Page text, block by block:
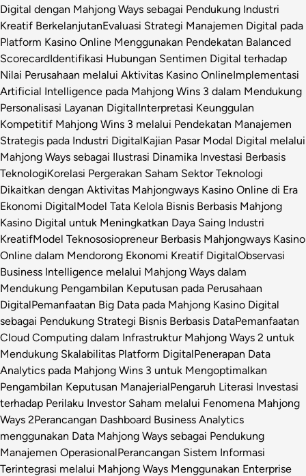
Digital dengan Mahjong Ways sebagai Pendukung Industri
Kreatif BerkelanjutanEvaluasi Strategi Manajemen Digital pada
Platform Kasino Online Menggunakan Pendekatan Balanced
ScorecardIdentifikasi Hubungan Sentimen Digital terhadap
Nilai Perusahaan melalui Aktivitas Kasino OnlineImplementasi
Artificial Intelligence pada Mahjong Wins 3 dalam Mendukung
Personalisasi Layanan DigitalInterpretasi Keunggulan
Kompetitif Mahjong Wins 3 melalui Pendekatan Manajemen
Strategis pada Industri DigitalKajian Pasar Modal Digital melalui
Mahjong Ways sebagai Ilustrasi Dinamika Investasi Berbasis
TeknologiKorelasi Pergerakan Saham Sektor Teknologi
Dikaitkan dengan Aktivitas Mahjongways Kasino Online di Era
Ekonomi DigitalModel Tata Kelola Bisnis Berbasis Mahjong
Kasino Digital untuk Meningkatkan Daya Saing Industri
KreatifModel Teknososiopreneur Berbasis Mahjongways Kasino
Online dalam Mendorong Ekonomi Kreatif DigitalObservasi
Business Intelligence melalui Mahjong Ways dalam
Mendukung Pengambilan Keputusan pada Perusahaan
DigitalPemanfaatan Big Data pada Mahjong Kasino Digital
sebagai Pendukung Strategi Bisnis Berbasis DataPemanfaatan
Cloud Computing dalam Infrastruktur Mahjong Ways 2 untuk
Mendukung Skalabilitas Platform DigitalPenerapan Data
Analytics pada Mahjong Wins 3 untuk Mengoptimalkan
Pengambilan Keputusan ManajerialPengaruh Literasi Investasi
terhadap Perilaku Investor Saham melalui Fenomena Mahjong
Ways 2Perancangan Dashboard Business Analytics
menggunakan Data Mahjong Ways sebagai Pendukung
Manajemen OperasionalPerancangan Sistem Informasi
Terintegrasi melalui Mahjong Ways Menggunakan Enterprise